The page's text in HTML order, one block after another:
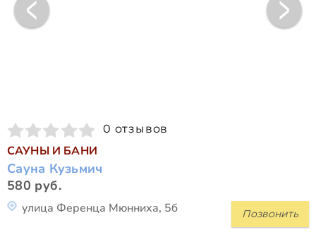
0 отзывов
САУНЫ И БАНИ
Сауна Кузьмич
580 руб.
Позвонить
улица Ференца Мюнниха, 5б